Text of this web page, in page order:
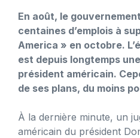
En août, le
centaines d’emplois à
America » ​​en octobre.
est depuis longtemps
président américain.
de ses plans, du moins
À la dernière minute, un
américain du président